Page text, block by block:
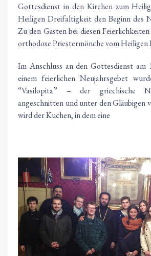
Gottesdienst in den Kirchen zum
Heiligen Dreifaltigkeit den Beginn des
Zu den Gästen bei diesen
orthodoxe Priestermönche vom Heiligen
Im Anschluss an den Gottesdienst am
einem feierlichen Neujahrsgebet
“Vasilopita” – der griechische
angeschnitten und unter den Gläubigen
wird der Kuchen, in dem eine